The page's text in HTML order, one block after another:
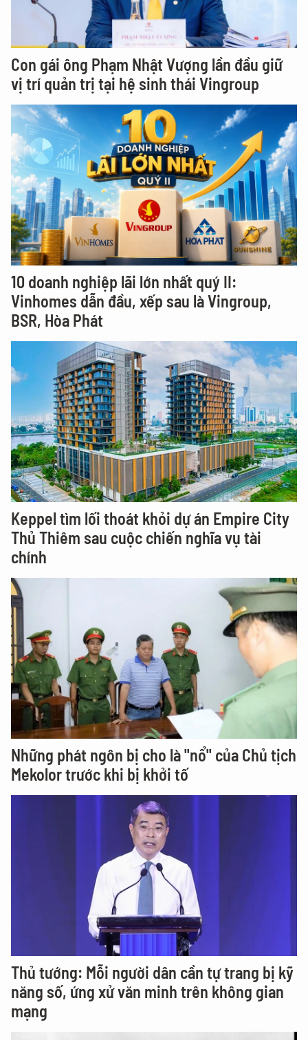
Con gái ông Phạm Nhật Vượng lần đầu giữ
vị trí quản trị tại hệ sinh thái Vingroup
10 doanh nghiệp lãi lớn nhất quý II:
Vinhomes dẫn đầu, xếp sau là Vingroup,
BSR, Hòa Phát
Keppel tìm lối thoát khỏi dự án Empire City
Thủ Thiêm sau cuộc chiến nghĩa vụ tài
chính
Những phát ngôn bị cho là "nổ" của Chủ tịch
Mekolor trước khi bị khởi tố
Thủ tướng: Mỗi người dân cần tự trang bị kỹ
năng số, ứng xử văn minh trên không gian
mạng